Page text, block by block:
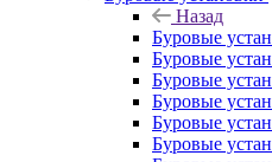
Назад
Буровые
Буровые
Буровые
Буровые
Буровые
Буровые